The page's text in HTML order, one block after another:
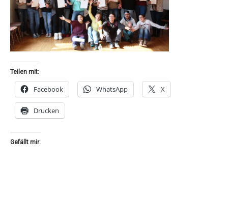
Teilen mit:
Facebook WhatsApp X
Drucken
Gefällt mir: